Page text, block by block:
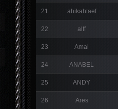
21 ahikahtaef
22 alff
23 Amal
24 ANABEL
25 ANDY
26 Ares